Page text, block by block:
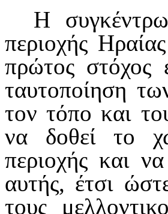
Η
περιοχής
πρώτος στόχος
ταυτοποίηση
τον τόπο και
να δοθεί το
περιοχής και
αυτής, έτσι
τους